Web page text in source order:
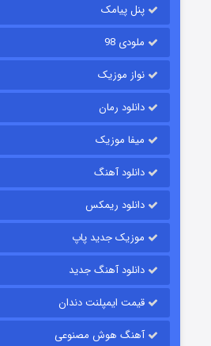
قسمت
پنل پیامک
ملودی 98
نواز موزیک
دانلود رمان
میفا موزیک
دانلود آهنگ
دانلود ریمکس
موزیک جدید پاپ
دانلود آهنگ جدید
قیمت ایمپلنت دندان
آهنگ هوش مصنوعی